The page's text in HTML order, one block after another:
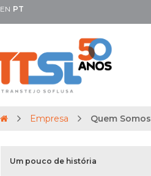
EN PT
Empresa Quem Somos
Um pouco de história